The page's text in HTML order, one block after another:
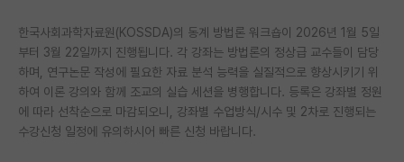
학술 정보 게시판
홍보 게시판
커리어
한국사회과학자료원(KOSSDA)의 동계 방법론 워크숍이 2026년 1월 5일
부터 3월 22일까지 진행됩니다. 각 강좌는 방법론의 정상급 교수들이 담당
하며, 연구논문 작성에 필요한 자료 분석 능력을 실질적으로 향상시키기 위
하여 이론 강의와 함께 조교의 실습 세션을 병행합니다. 등록은 강좌별 정원
에 따라 선착순으로 마감되오니, 강좌별 수업방식/시수 및 2차로 진행되는
수강신청 일정에 유의하시어 빠른 신청 바랍니다.